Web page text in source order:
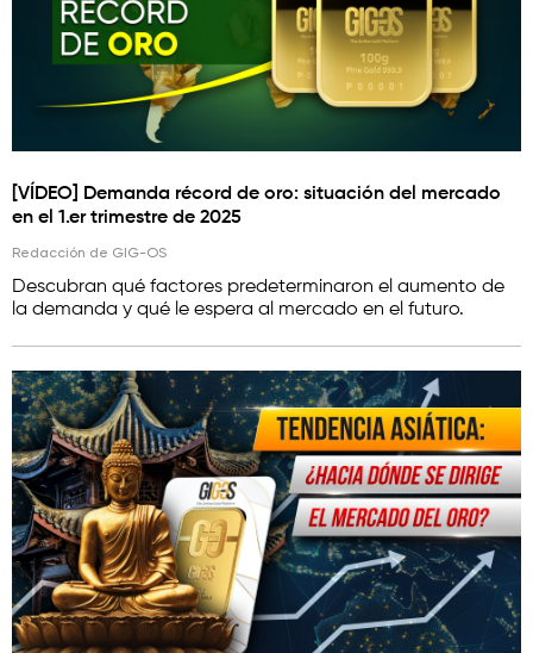
[VÍDEO] Demanda récord de oro: situación del mercado
en el 1.er trimestre de 2025
Redacción de GIG-OS
Descubran qué factores predeterminaron el aumento de
la demanda y qué le espera al mercado en el futuro.